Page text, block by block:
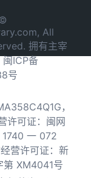
All
拥有主宰
闽ICP备
号
，
许可证：闽网
一 072
营许可证：新
第 XM4041号